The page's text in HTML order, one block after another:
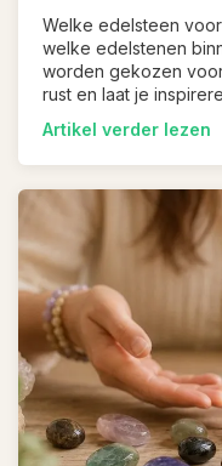
Welke edelsteen
welke edelstenen
worden gekozen
rust en laat je
Artikel verder lezen